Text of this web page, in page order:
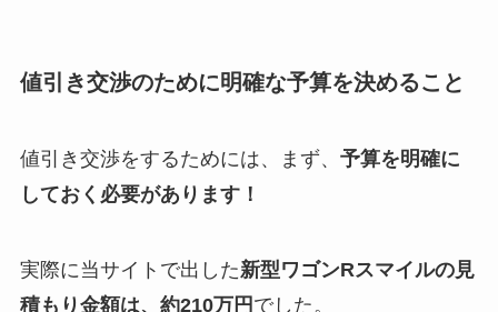
値引き交渉のために明確な予算を決めること
値引き交渉をするためには、まず、 予算を明確に
しておく必要があります！
実際に当サイトで出した新型ワゴンRスマイルの見
積もり金額は、約210万円 でした。